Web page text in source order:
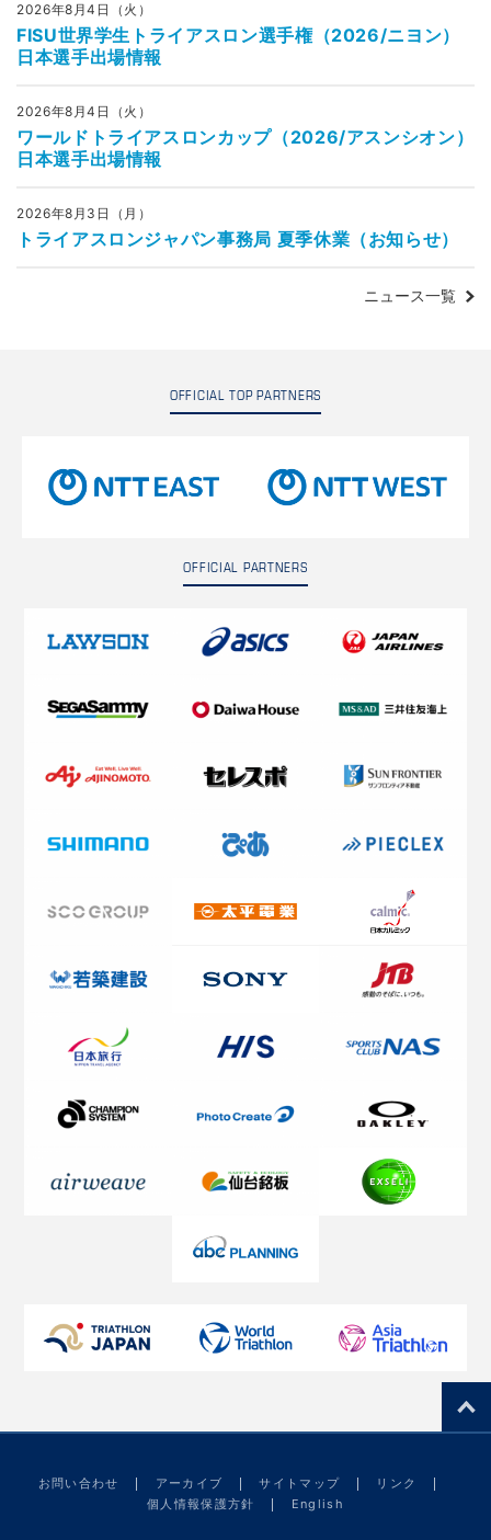
2026年8月4日（火）
FISU世界学生トライアスロン選手権（2026/ニヨン）
日本選手出場情報
2026年8月4日（火）
ワールドトライアスロンカップ（2026/アスンシオン）
日本選手出場情報
2026年8月3日（月）
トライアスロンジャパン事務局 夏季休業（お知らせ）
ニュース一覧
OFFICIAL TOP PARTNERS
OFFICIAL PARTNERS
お問い合わせ アーカイブ サイトマップ
リンク
個人情報保護方針
English